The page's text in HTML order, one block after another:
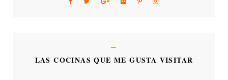
LAS COCINAS QUE ME GUSTA VISITAR